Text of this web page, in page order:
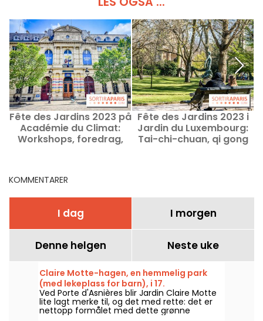
Fête des Jardins 2023 på
Académie du Climat:
Workshops, foredrag,
Fête des Jardins 2023 i
Jardin du Luxembourg:
Tai-chi-chuan, qi gong
KOMMENTARER
I dag I morgen
Denne helgen Neste uke
Claire Motte-hagen, en hemmelig park
(med lekeplass for barn), i 17.
arrondissementet
Ved Porte d'Asnières blir Jardin Claire Motte
lite lagt merke til, og det med rette: det er
nettopp formålet med dette grønne